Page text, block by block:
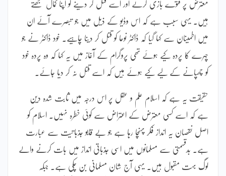
معترض پر فتوے بازی کرنے اور اسے قتل کر دینے کو اپنا کمال سمجھتے
ہیں۔ یہی سبب ہے کہ اس وڈیو کے ذیل میں جو تبصرے آئے ان
میں اطمینان سے کہا گیا کہ ڈاکٹر نوحا کو قتل کر دینا چاہیے۔ خود ڈاکٹر نے جو
چہرے کا پردہ کیے ہوئے تھی پروگرام کے آغاز میں یہ کہا کہ وہ پردہ خود
کو چھپانے کے لیے کیے ہوئے ہیں کہ اسے قتل نہ کر دیا جائے۔
حقیقت یہ ہے کہ اسلام علم و عقل پر اس درجہ میں ثابت شدہ دین
ہے کہ اسے کسی معترض کے اعتراض سے کوئی خطرہ نہیں۔ اسلام کو
اصل نقصان یہ انداز فکر پہنچا رہا ہے جو بے قابو جذباتیت سے عبارت
ہے۔ بدقسمتی سے مسلمانوں میں اسی جذباتی انداز میں بات کرنے والے
لوگ بہت مقبول ہیں۔ یہی آج شان مسلمانی بن چکی ہے۔ جبکہ